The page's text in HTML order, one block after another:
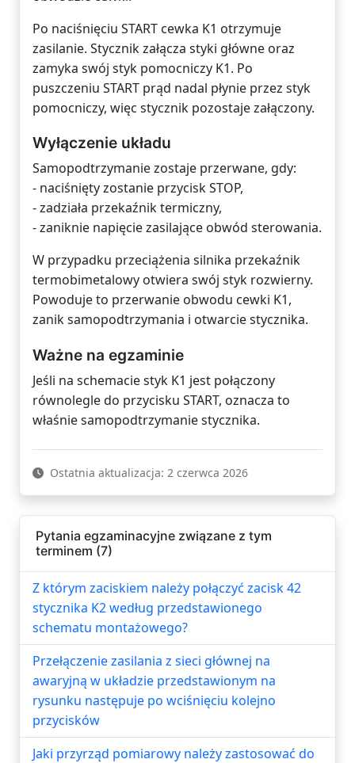
Po naciśnięciu START cewka K1 otrzymuje
zasilanie. Stycznik załącza styki główne oraz
zamyka swój styk pomocniczy K1. Po
puszczeniu START prąd nadal płynie przez styk
pomocniczy, więc stycznik pozostaje załączony.
Wyłączenie układu
Samopodtrzymanie zostaje przerwane, gdy:
- naciśnięty zostanie przycisk STOP,
- zadziała przekaźnik termiczny,
- zaniknie napięcie zasilające obwód sterowania.
W przypadku przeciążenia silnika przekaźnik
termobimetalowy otwiera swój styk rozwierny.
Powoduje to przerwanie obwodu cewki K1,
zanik samopodtrzymania i otwarcie stycznika.
Ważne na egzaminie
Jeśli na schemacie styk K1 jest połączony
równolegle do przycisku START, oznacza to
właśnie samopodtrzymanie stycznika.
Ostatnia aktualizacja: 2 czerwca 2026
Pytania egzaminacyjne związane z tym
terminem (7)
Z którym zaciskiem należy połączyć zacisk 42
stycznika K2 według przedstawionego
schematu montażowego?
Przełączenie zasilania z sieci głównej na
awaryjną w układzie przedstawionym na
rysunku następuje po wciśnięciu kolejno
przycisków
Jaki przyrząd pomiarowy należy zastosować do